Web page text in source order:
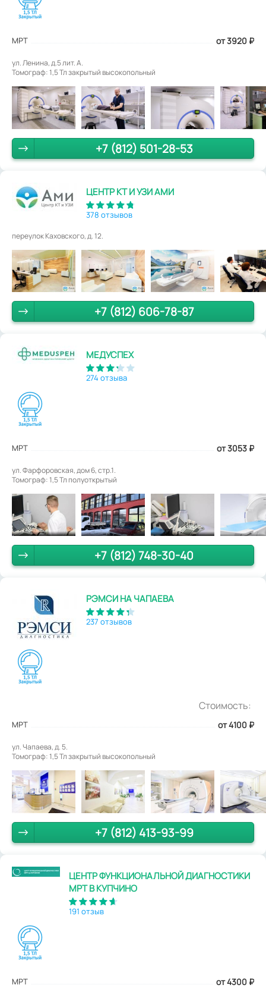
МРТ от 3920 ₽
ул. Ленина, д.5 лит. А.
Томограф: 1,5 Тл закрытый высокопольный
+7 (812) 501-28-53
ЦЕНТР КТ И УЗИ АМИ
378 отзывов
переулок Каховского, д. 12.
+7 (812) 606-78-87
МЕДУСПЕХ
274 отзыва
МРТ от 3053 ₽
ул. Фарфоровская, дом 6, стр.1.
Томограф: 1,5 Тл полуоткрытый
+7 (812) 748-30-40
РЭМСИ НА ЧАПАЕВА
237 отзывов
Стоимость:
МРТ от 4100 ₽
ул. Чапаева, д. 5.
Томограф: 1,5 Тл закрытый высокопольный
+7 (812) 413-93-99
ЦЕНТР ФУНКЦИОНАЛЬНОЙ ДИАГНОСТИКИ
МРТ В КУПЧИНО
191 отзыв
МРТ от 4300 ₽